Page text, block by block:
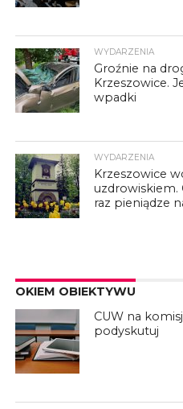
WYDARZENIA
Groźnie na
Krzeszowice.
wpadki
WYDARZENIA
Krzeszowice
uzdrowiskiem.
raz pieniądze
OKIEM OBIEKTYWU
CUW na
podyskutuj